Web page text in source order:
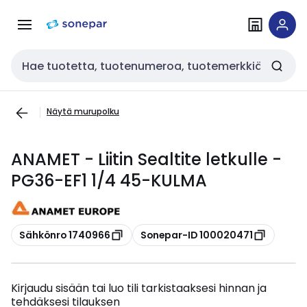
navigointiinsisältöön
Haku
Näytä murupolku
ANAMET - Liitin Sealtite letkulle -
PG36-EF1 1/4 45-KULMA
Kopioi
Sähkönro 1740966 Kopioi
Sonepar-ID 100020471
Kirjaudu sisään tai luo tili tarkistaaksesi hinnan ja
tehdäksesi tilauksen